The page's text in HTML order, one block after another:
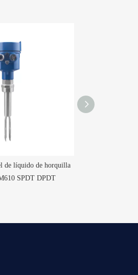
de líquido de horquilla
SPDT DPDT